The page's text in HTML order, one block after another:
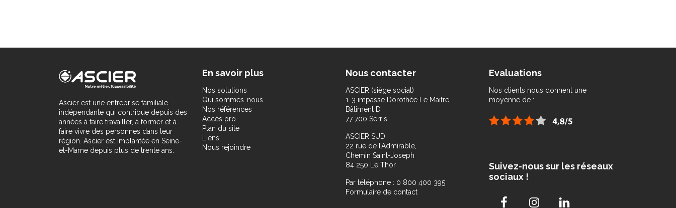
Ascier est une entreprise familiale
indépendante qui contribue depuis des
années à faire travailler, à former et à
faire vivre des personnes dans leur
région. Ascier est implantée en Seine-
et-Marne depuis plus de trente ans.
En savoir plus
Nos solutions
Qui sommes-nous
Nos références
Accès pro
Plan du site
Liens
Nous rejoindre
Nous contacter
ASCIER (siège social)
1-3 impasse Dorothée Le Maitre
Bâtiment D
77 700 Serris
ASCIER SUD
22 rue de l’Admirable,
Chemin Saint-Joseph
84 250 Le Thor
Par téléphone : 0 800 400 395
Formulaire de contact
Evaluations
Nos clients nous donnent une
moyenne de :
Suivez-nous sur les réseaux
sociaux !